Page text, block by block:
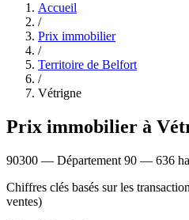
Accueil
/
Prix immobilier
/
Territoire de Belfort
/
Vétrigne
Prix immobilier à
90300 — Département 90 — 636
Chiffres clés basés sur les
ventes)